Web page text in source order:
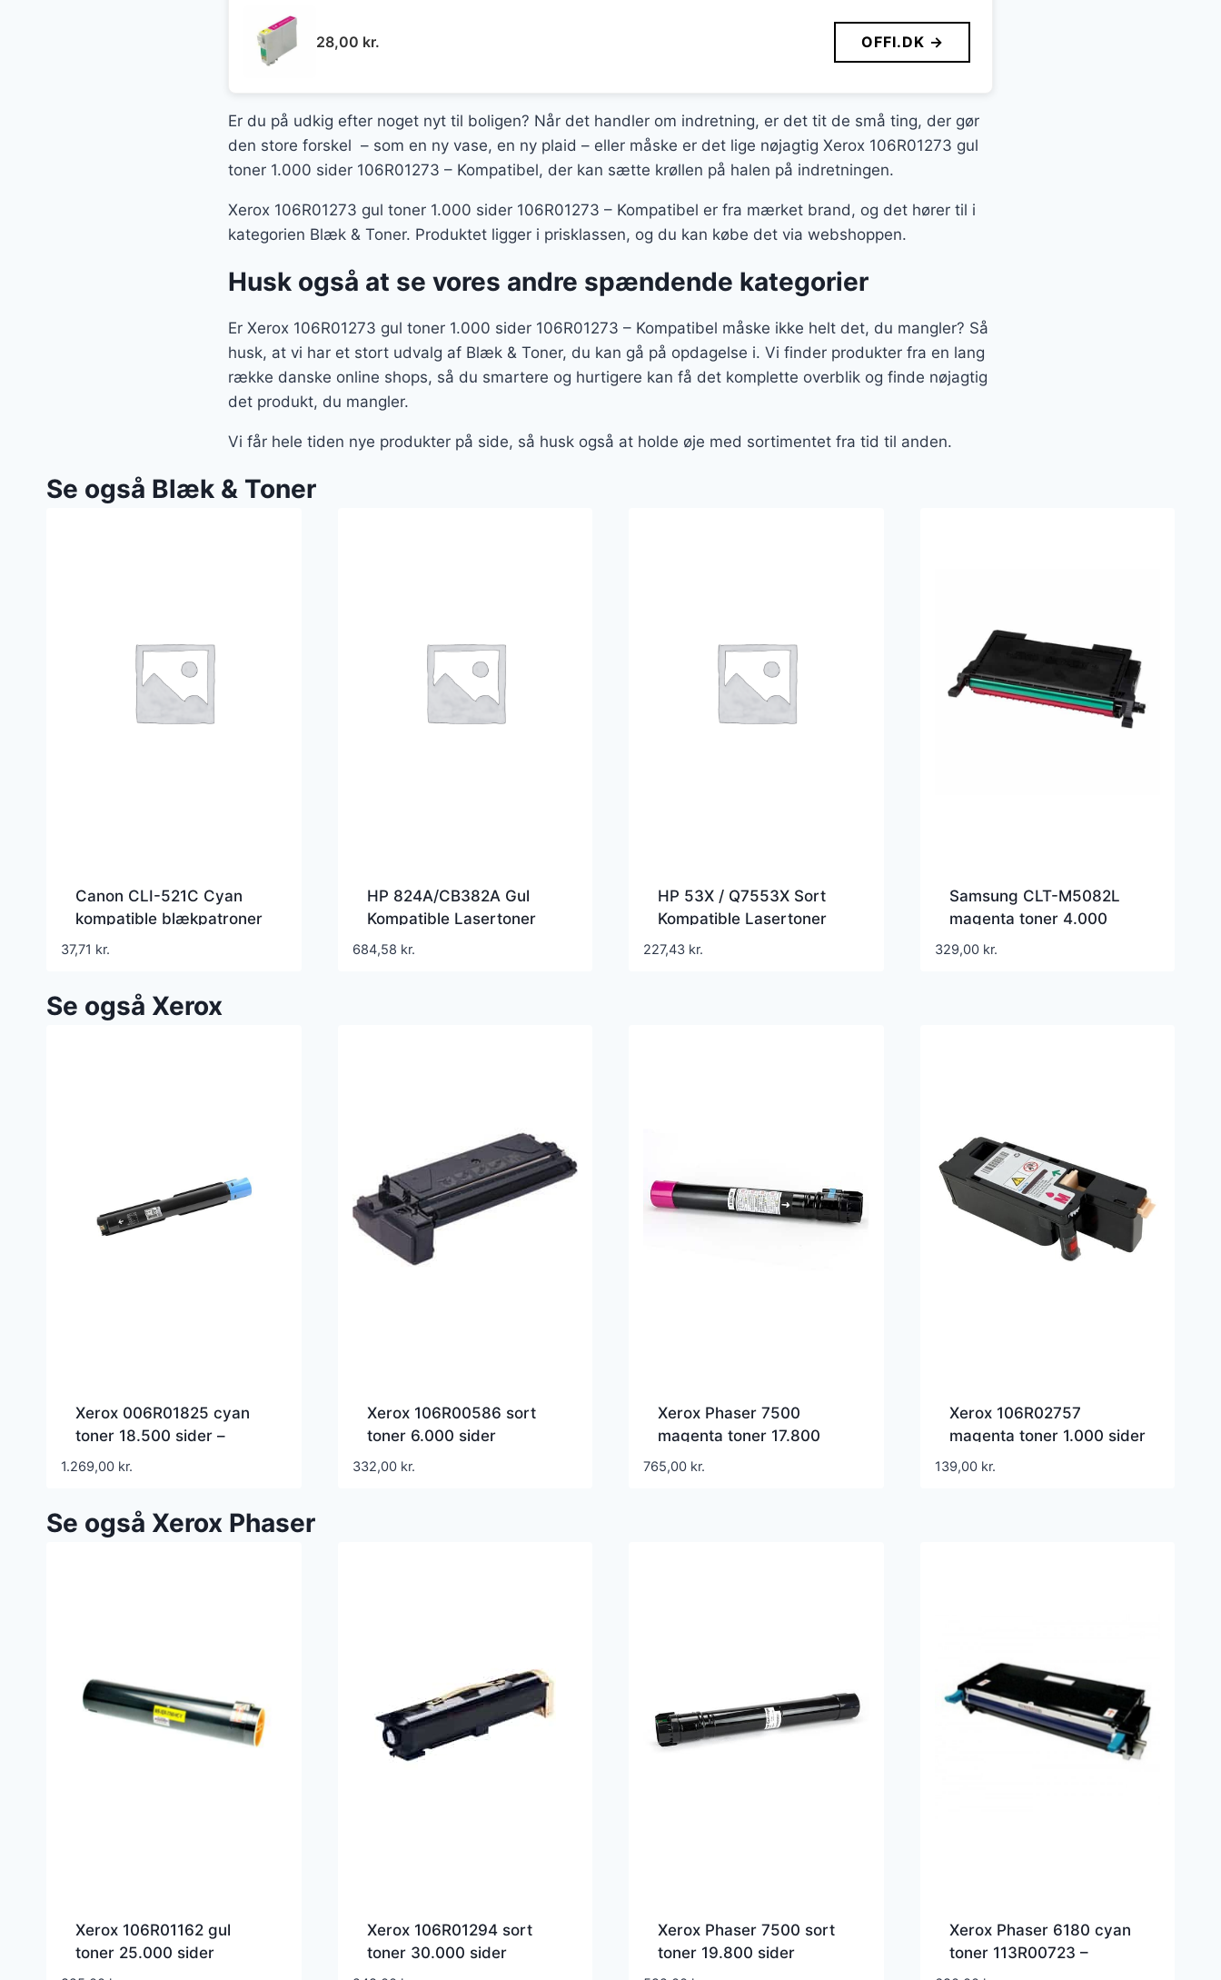
28,00 kr. OFFI.DK →
Er du på udkig efter noget nyt til boligen? Når det handler om indretning, er det tit de små ting, der gør
den store forskel – som en ny vase, en ny plaid – eller måske er det lige nøjagtig Xerox 106R01273 gul
toner 1.000 sider 106R01273 – Kompatibel, der kan sætte krøllen på halen på indretningen.
Xerox 106R01273 gul toner 1.000 sider 106R01273 – Kompatibel er fra mærket brand, og det hører til i
kategorien Blæk & Toner. Produktet ligger i prisklassen, og du kan købe det via webshoppen.
Husk også at se vores andre spændende kategorier
Er Xerox 106R01273 gul toner 1.000 sider 106R01273 – Kompatibel måske ikke helt det, du mangler? Så
husk, at vi har et stort udvalg af Blæk & Toner, du kan gå på opdagelse i. Vi finder produkter fra en lang
række danske online shops, så du smartere og hurtigere kan få det komplette overblik og finde nøjagtig
det produkt, du mangler.
Vi får hele tiden nye produkter på side, så husk også at holde øje med sortimentet fra tid til anden.
Se også Blæk & Toner
Canon CLI-521C Cyan
kompatible blækpatroner
37,71 kr.
HP 824A/CB382A Gul
Kompatible Lasertoner
684,58 kr.
HP 53X / Q7553X Sort
Kompatible Lasertoner
7.000 Sider
227,43 kr.
Samsung CLT-M5082L
magenta toner 4.000
sider – Kompatibel – CLT-
329,00 kr.
Se også Xerox
Xerox 006R01825 cyan
toner 18.500 sider –
kompatibel 006R01825
1.269,00 kr.
Xerox 106R00586 sort
toner 6.000 sider
106R00586 – Kompatibel
332,00 kr.
Xerox Phaser 7500
magenta toner 17.800
sider 106R01437 –
765,00 kr.
Xerox 106R02757
magenta toner 1.000 sider
6020/6025 – Kompatibel
139,00 kr.
Se også Xerox Phaser
Xerox 106R01162 gul
toner 25.000 sider
106R01162 – Kompatibel
Xerox 106R01294 sort
toner 30.000 sider
106R01294 – Kompatibel
Xerox Phaser 7500 sort
toner 19.800 sider
106R01439 – Kompatibel
Xerox Phaser 6180 cyan
toner 113R00723 –
Kompatibel